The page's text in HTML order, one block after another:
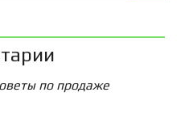
по продаже